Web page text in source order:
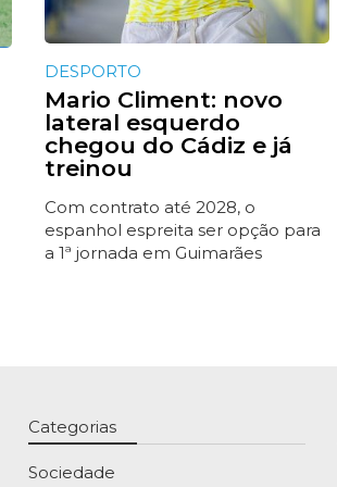
DESPORTO
Mario Climent: novo
lateral esquerdo
chegou do Cádiz e já
treinou
Com contrato até 2028, o
espanhol espreita ser opção para
a 1ª jornada em Guimarães
Categorias
Sociedade